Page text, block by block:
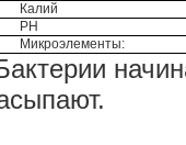
Калий
РН
Микроэлементы: